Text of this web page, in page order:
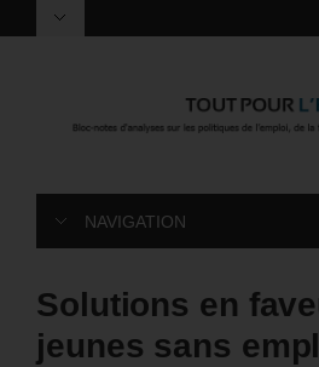
NAVIGATION
Solutions en
jeunes sans